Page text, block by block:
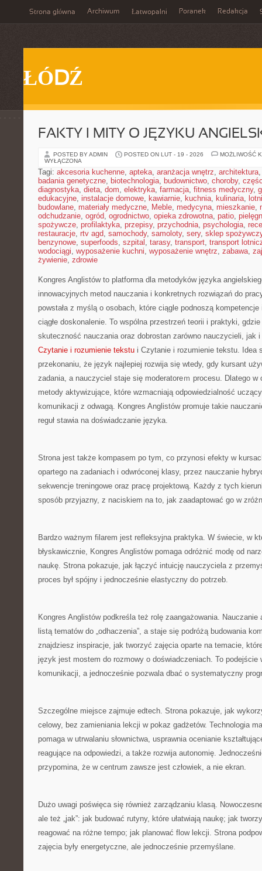
Strona główna Archiwum Łatwopalni Poranek Redakcja
ŁÓDŹ
FAKTY I MITY O JĘZYKU
POSTED BY ADMIN POSTED ON LUT - 19 - 2026
MOŻLIWOŚĆ
WYŁĄCZONA
Tagi: akcesoria kuchenne, apteka, aranżacja wnętrz, architektura
badania genetyczne, biotechnologia, budownictwo, choroby,
diagnostyka, dieta, dom, elektryka, farmacja, fitness medyczny,
edukacyjne, instalacje domowe, kawiarnie, kuchnia, kulinaria,
budowlane, materiały medyczne, Meble, medycyna, mieszkanie,
odchudzanie, ogród, ogrodnictwo, opieka zdrowotna, patio,
spożywcze, profilaktyka, przepisy, przychodnia, psychologia,
restauracje, rtv agd, samochody, samoloty, sery, sklep
benzynowe, superfoods, szpital , tarasy, transport, transport
wodociągi, wyposażenie kuchni, wyposażenie wnętrz, zabawa,
żywienie, zdrowie
Kongres Anglistów to platforma dla metodyków języka
innowacyjnych metod nauczania i konkretnych rozwiązań do
powstała z myślą o osobach, które ciągle podnoszą
ciągłe doskonalenie. To wspólna przestrzeń teorii i praktyki,
skuteczność nauczania oraz dobrostan zarówno nauczycieli, jak
Czytanie i rozumienie tekstu i Czytanie i rozumienie tekstu. Idea
przekonaniu, że język najlepiej rozwija się wtedy, gdy kursant
zadania, a nauczyciel staje się moderatoreｍ procesu. Dlatego w
metody aktywizujące, które wzmacniają odpowiedzialność
komunikacji z odwagą. Kongres Anglistów promuje takie
reguł stawia na doświadczanie języka.
Strona jest także kompasem po tym, co przynosi efekty w
opartego na zadaniach i odwróconej klasy, przez nauczanie
sekwencje treningowe oraz pracę projektową. Każdy z tych
sposób przyjazny, z naciskiem na to, jak zaadaptować go w
Bardzo ważnym filarem jest refleksyjna praktyka. W świecie, w
błyskawicznie, Kongres Anglistów pomaga odróżnić modę od
naukę. Strona pokazuje, jak łączyć intuicję nauczyciela z
proces był spójny i jednocześnie elastyczny do potrzeb.
Kongres Anglistów podkreśla też rolę zaangażowania.
listą tematów do „odhaczenia”, a staje się podróżą budowania
znajdziesz inspiracje, jak tworzyć zajęcia oparte na temacie,
język jest mostem do rozmowy o doświadczeniach. To podejście
komunikacji, a jednocześnie pozwala dbać o systematyczny
Szczególne miejsce zajmuje edtech. Strona pokazuje, jak
celowy, bez zamieniania lekcji w pokaz gadżetów. Technologia
pomaga w utrwalaniu słownictwa, usprawnia ocenianie
reagujące na odpowiedzi, a także rozwija autonomię.
przypomina, że w centrum zawsze jest człowiek, a nie ekran.
Dużo uwagi poświęca się również zarządzaniu klasą.
ale też „jak”: jak budować rutyny, które ułatwiają naukę; jak
reagować na różne tempo; jak planować flow lekcji. Strona
zajęcia były energetyczne, ale jednocześnie przemyślane.